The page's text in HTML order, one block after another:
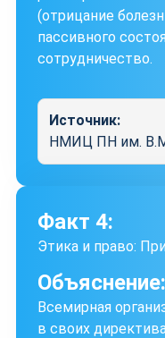
(отрицание
пассивного
сотрудничество.
Источник:
НМИЦ ПН им.
Факт 4:
Этика и право:
Объяснение:
Всемирная
в своих